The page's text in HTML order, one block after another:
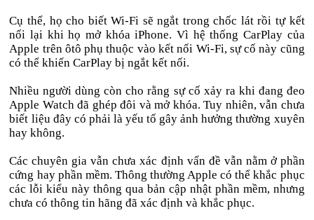
Cụ thể, họ cho biết Wi-Fi sẽ ngắt trong chốc lát rồi tự kết
nối lại khi họ mở khóa iPhone. Vì hệ thống CarPlay của
Apple trên ôtô phụ thuộc vào kết nối Wi-Fi, sự cố này cũng
có thể khiến CarPlay bị ngắt kết nối.
Nhiều người dùng còn cho rằng sự cố xảy ra khi đang đeo
Apple Watch đã ghép đôi và mở khóa. Tuy nhiên, vẫn chưa
biết liệu đây có phải là yếu tố gây ảnh hưởng thường xuyên
hay không.
Các chuyên gia vẫn chưa xác định vấn đề vẫn nằm ở phần
cứng hay phần mềm. Thông thường Apple có thể khắc phục
các lỗi kiểu này thông qua bản cập nhật phần mềm, nhưng
chưa có thông tin hãng đã xác định và khắc phục.